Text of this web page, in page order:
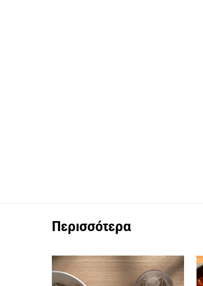
Περισσότερα